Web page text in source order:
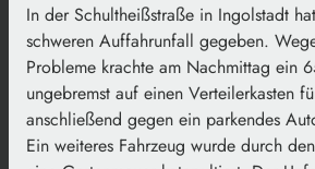
In der Schultheißstraße in Ingolstadt
schweren Auffahrunfall gegeben.
Probleme krachte am Nachmittag ein
ungebremst auf einen Verteilerkasten
anschließend gegen ein parkendes
Ein weiteres Fahrzeug wurde durch